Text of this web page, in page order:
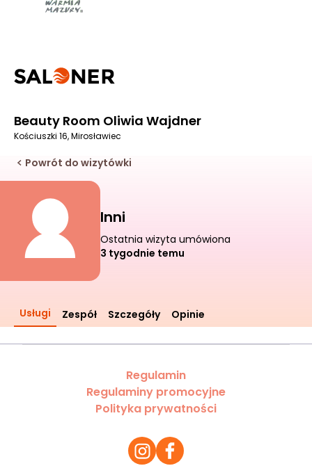
Beauty Room Oliwia Wajdner
Kościuszki 16, Mirosławiec
Powrót do wizytówki
Inni
Ostatnia wizyta umówiona
3 tygodnie temu
Usługi Zespół Szczegóły Opinie
Regulamin
Regulaminy promocyjne
Polityka prywatności